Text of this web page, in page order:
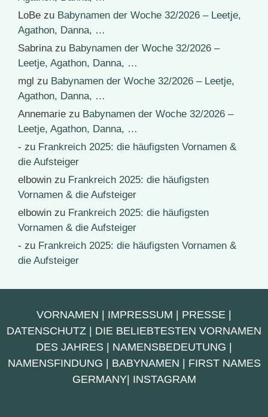
LoBe zu Babynamen der Woche 32/2026 – Leetje,
Agathon, Danna, …
Sabrinazu Babynamen der Woche 32/2026 –
Leetje, Agathon, Danna, …
mgl zu Babynamen der Woche 32/2026 – Leetje,
Agathon, Danna, …
Annemarie zu Babynamen der Woche 32/2026 –
Leetje, Agathon, Danna, …
- zu Frankreich 2025: die häufigsten Vornamen &
die Aufsteiger
elbowin zu Frankreich 2025: die häufigsten
Vornamen & die Aufsteiger
elbowin zu Frankreich 2025: die häufigsten
Vornamen & die Aufsteiger
- zu Frankreich 2025: die häufigsten Vornamen &
die Aufsteiger
VORNAMEN | IMPRESSUM | PRESSE |
DATENSCHUTZ | DIE BELIEBTESTEN VORNAMEN
DES JAHRES | NAMENSBEDEUTUNG |
NAMENSFINDUNG | BABYNAMEN | FIRST NAMES
GERMANY| INSTAGRAM